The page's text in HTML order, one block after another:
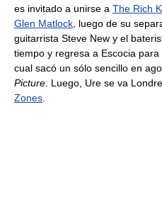
es invitado a unirse a The Rich
Glen Matlock , luego de su
guitarrista Steve New y el
tiempo y regresa a Escocia
cual sacó un sólo sencillo en
Picture . Luego, Ure se va
Zones